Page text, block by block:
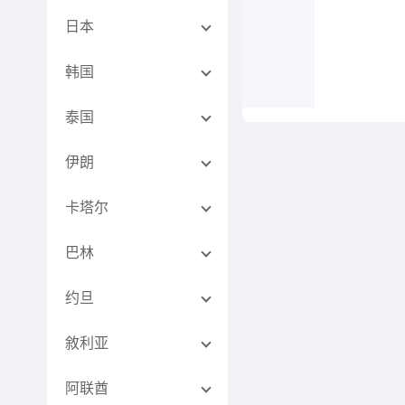
日本
韩国
泰国
伊朗
卡塔尔
巴林
约旦
敘利亚
阿联酋